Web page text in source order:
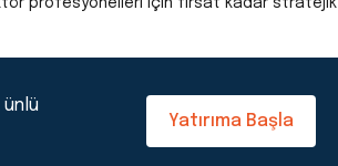
profesyonelleri için fırsat kadar stratejik
ünlü
Yatırıma Başla